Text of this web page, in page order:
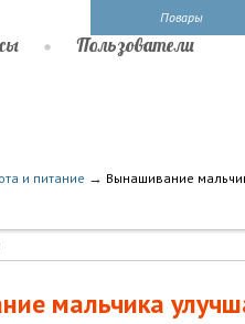
Повары
Пользователи
и питание → Вынашивание
мальчика